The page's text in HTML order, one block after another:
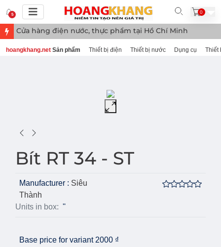
5 0
Cửa hàng điện nước, thực phẩm tại Hồ Chí Minh
hoangkhang.net Sản phẩm Thiết bị điện Thiết bị nước Dụng cụ Thiết
Bít RT 34 - ST
Manufacturer : Siêu
Thành
Units in box: ''
Base price for variant 2000 ₫